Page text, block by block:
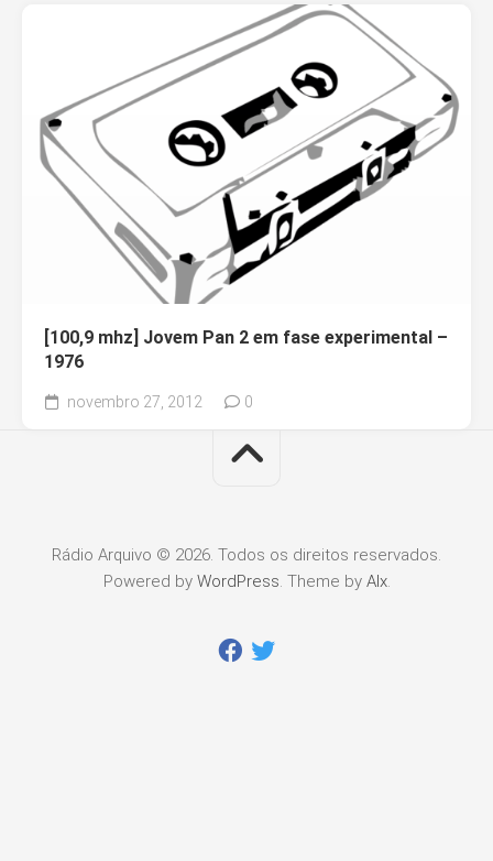
[100,9 mhz] Jovem Pan 2 em fase experimental –
1976
novembro 27, 2012 0
Rádio Arquivo © 2026. Todos os direitos reservados.
Powered by WordPress. Theme by Alx.